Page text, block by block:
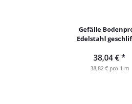
Gefälle
Edelstahl
38,04 €*
38,82 € pro 1 m